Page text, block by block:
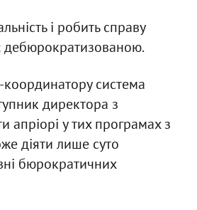
і робить справу
система
директора з
апріорі у тих програмах з
діяти лише суто
бюрократичних